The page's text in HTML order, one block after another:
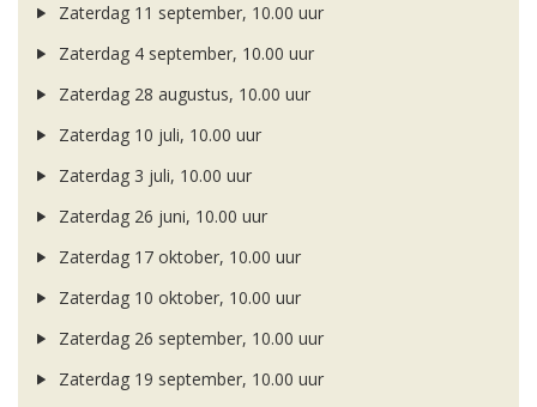
Zaterdag 11 september, 10.00 uur
Zaterdag 4 september, 10.00 uur
Zaterdag 28 augustus, 10.00 uur
Zaterdag 10 juli, 10.00 uur
Zaterdag 3 juli, 10.00 uur
Zaterdag 26 juni, 10.00 uur
Zaterdag 17 oktober, 10.00 uur
Zaterdag 10 oktober, 10.00 uur
Zaterdag 26 september, 10.00 uur
Zaterdag 19 september, 10.00 uur